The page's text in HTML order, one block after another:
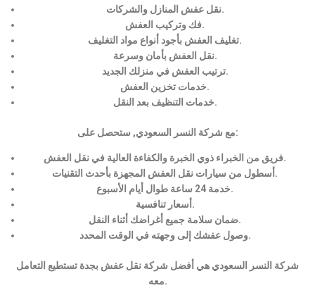
نقل عفش المنازل والشركات.
فك وتركيب العفش.
تغليف العفش بأجود أنواع مواد التغليف.
نقل العفش بأمان وسرعة.
ترتيب العفش في منزلك الجديد.
خدمات تخزين العفش.
خدمات التنظيف بعد النقل.
مع شركة النسر السعودي, ستحصل على:
فريق من الخبراء ذوي الخبرة والكفاءة العالية في نقل العفش.
أسطول من سيارات نقل العفش المجهزة بأحدث التقنيات.
خدمة 24 ساعة طوال أيام الأسبوع.
أسعار تنافسية.
ضمان سلامة جميع أغراضك أثناء النقل.
وصول عفشك إلى وجهته في الوقت المحدد.
شركة النسر السعودي هي أفضل شركة نقل عفش بجدة تستطيع التعامل
معه.